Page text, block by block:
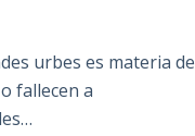
urbes es materia de
fallecen a